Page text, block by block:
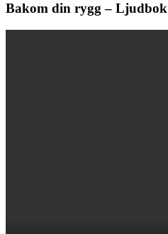
Bakom din rygg – Ljudbok